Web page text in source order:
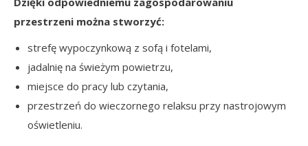
przestrzeni można stworzyć:
strefę wypoczynkową z sofą i fotelami,
jadalnię na świeżym powietrzu,
miejsce do pracy lub czytania,
przestrzeń do wieczornego relaksu przy nastrojowym
oświetleniu.